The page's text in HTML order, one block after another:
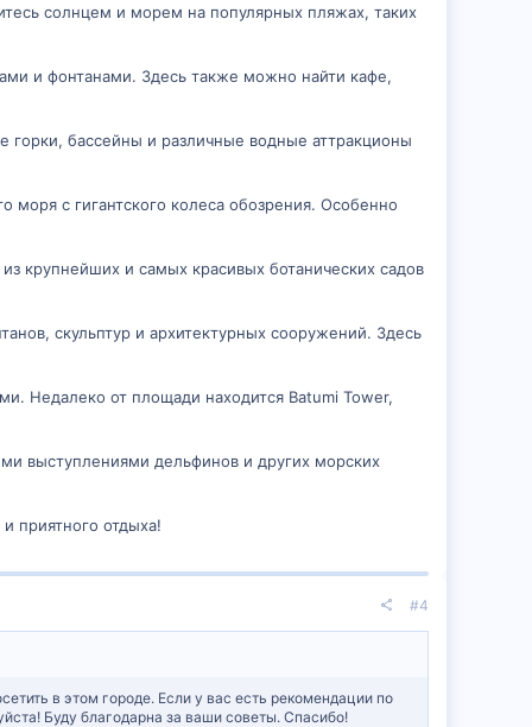
солнцем и морем на популярных пляжах, таких
и фонтанами. Здесь также можно найти кафе,
горки, бассейны и различные водные аттракционы
с гигантского колеса обозрения. Особенно
крупнейших и самых красивых ботанических садов
скульптур и архитектурных сооружений. Здесь
Недалеко от площади находится Batumi Tower,
выступлениями дельфинов и других морских
приятного отдыха!
#4
в этом городе. Если у вас есть рекомендации по
Буду благодарна за ваши советы. Спасибо!